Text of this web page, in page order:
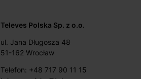
Televes Polska Sp. z o.o.
ul. Jana Długosza 48
51-162 Wrocław
Telefon: +48 717 90 11 15